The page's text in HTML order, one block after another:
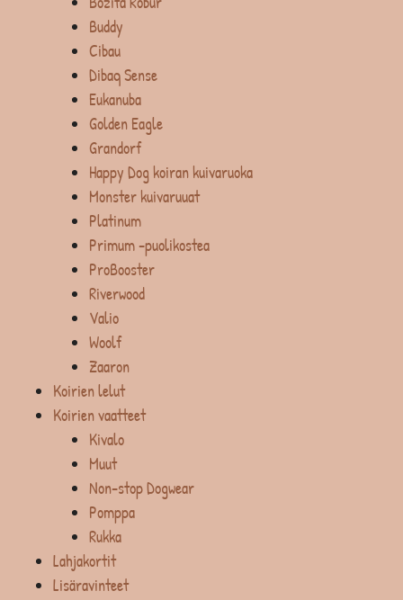
Buddy
Cibau
Dibaq Sense
Eukanuba
Golden Eagle
Grandorf
Happy Dog koiran kuivaruoka
Monster kuivaruuat
Platinum
Primum -puolikostea
ProBooster
Riverwood
Valio
Woolf
Zaaron
Koirien lelut
Koirien vaatteet
Kivalo
Muut
Non-stop Dogwear
Pomppa
Rukka
Lahjakortit
Lisäravinteet